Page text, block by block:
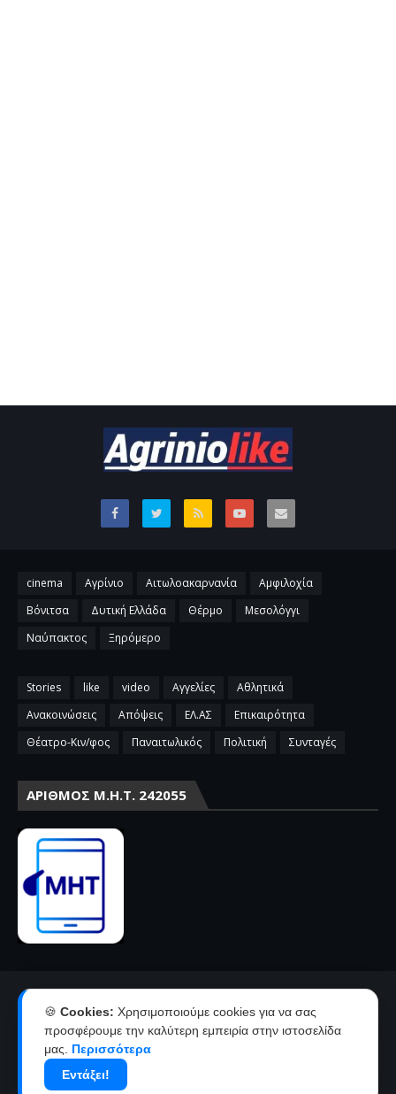
cinema Αγρίνιο Αιτωλοακαρνανία
Αμφιλοχία
Βόνιτσα
Δυτική Ελλάδα Θέρμο
Μεσολόγγι
Ναύπακτος
Ξηρόμερο
Stories like video Αγγελίες
Αθλητικά
Ανακοινώσεις
Απόψεις ΕΛ.ΑΣ
Επικαιρότητα
Θέατρο-Κιν/φος
Παναιτωλικός Πολιτική Συνταγές
ΑΡΙΘΜΌΣ Μ.Η.Τ. 242055
Όροι χρήσης-πολιτική απορρήτου
Ταυτότητα
Δήλωση συμμόρφωσης με την σύσταση 2018/334 της Ε.Ε
Copyright ©
2026
🍪 Cookies: Χρησιμοποιούμε cookies για να σας
προσφέρουμε την καλύτερη εμπειρία στην ιστοσελίδα
μας. Περισσότερα
Εντάξει!